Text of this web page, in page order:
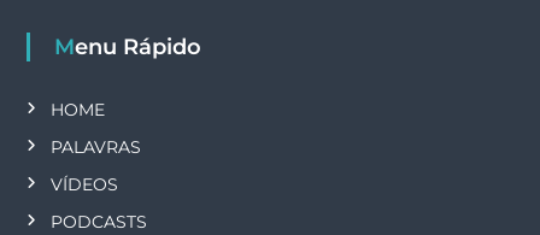
Menu Rápido
HOME
PALAVRAS
VÍDEOS
PODCASTS